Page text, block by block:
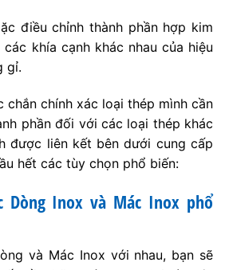
điều chỉnh thành phần hợp kim
khía cạnh khác nhau của hiệu
gỉ.
chắn chính xác loại thép mình cần
phần đối với các loại thép khác
được liên kết bên dưới cung cấp
hết các tùy chọn phổ biến:
Dòng Inox và Mác Inox phổ
và Mác Inox với nhau, bạn sẽ